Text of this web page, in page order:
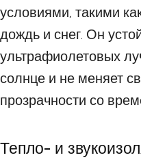
условиями, такими
дождь и снег. Он
ультрафиолетовых
солнце и не меняет
прозрачности со
Тепло- и